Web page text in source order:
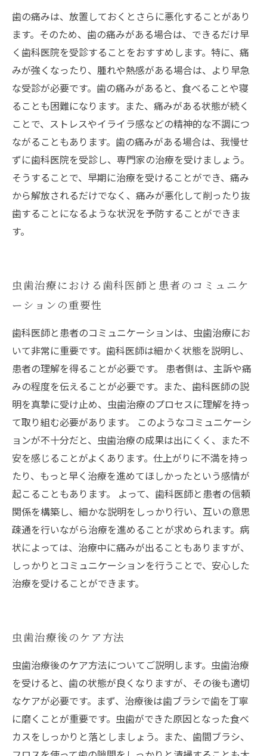
歯の痛みは、放置しておくとさらに悪化することがあり
ます。そのため、歯の痛みがある場合は、できるだけ早
く歯科医院を受診することをおすすめします。特に、痛
みが強くなったり、腫れや熱感がある場合は、より早急
な受診が必要です。歯の痛みがあると、食べることや寝
ることも困難になります。また、痛みがある状態が続く
ことで、ストレスやイライラ感などの精神的な不調につ
ながることもあります。歯の痛みがある場合は、我慢せ
ずに歯科医院を受診し、専門家の治療を受けましょう。
そうすることで、早期に治療を受けることができ、痛み
から解放されるだけでなく、痛みが悪化して削ったり抜
歯することになるような状況を予防することができま
す。
虫歯治療における歯科医師と患者のコミュニケ
ーションの重要性
歯科医師と患者のコミュニケーションは、虫歯治療にお
いて非常に重要です。歯科医師は細かく状態を説明し、
患者の理解を得ることが必要です。 患者側は、主訴や痛
みの程度を伝えることが必要です。また、歯科医師の説
明を真摯に受け止め、虫歯治療のプロセスに理解を持っ
て取り組む必要があります。 このようなコミュニケーシ
ョンが不十分だと、虫歯治療の成果は出にくく、また不
安を感じることがよくあります。仕上がりに不満を持っ
たり、もっと早く治療を進めてほしかったという感情が
起こることもあります。 よって、歯科医師と患者の信頼
関係を構築し、細かな説明をしっかり行い、互いの意思
疎通を行いながら治療を進めることが求められます。病
状によっては、治療中に痛みが出ることもありますが、
しっかりとコミュニケーションを行うことで、安心した
治療を受けることができます。
虫歯治療後のケア方法
虫歯治療後のケア方法についてご説明します。虫歯治療
を受けると、歯の状態が良くなりますが、その後も適切
なケアが必要です。まず、治療後は歯ブラシで歯を丁寧
に磨くことが重要です。虫歯ができた原因となった食べ
カスをしっかりと落としましょう。また、歯間ブラシ、